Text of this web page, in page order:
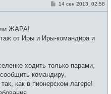
в
с
С
н
14 сен 2013, 02:58
ЖАРА!
от Иры и Иры-командира и
ходить только парами,
командиру,
как в пионерском лагере!